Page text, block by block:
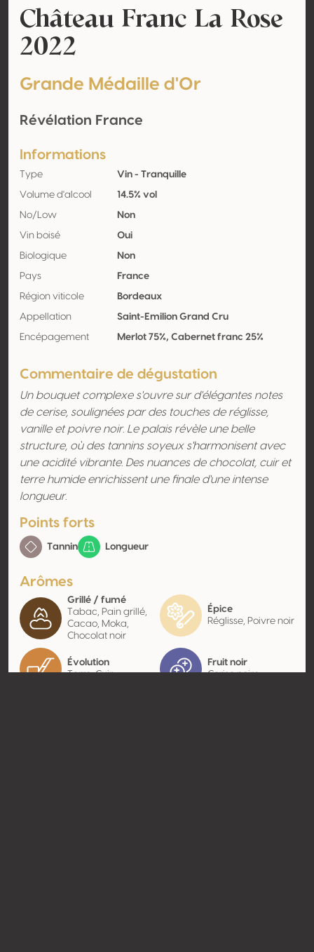
Château Franc La Rose
2022
Grande Médaille d'Or
Révélation France
Informations
Type Vin - Tranquille
Volume d'alcool 14.5% vol
No/Low Non
Vin boisé Oui
Biologique Non
Pays France
Région viticole Bordeaux
Appellation Saint-Emilion Grand Cru
Encépagement Merlot 75%, Cabernet franc 25%
Commentaire de dégustation
Un bouquet complexe s'ouvre sur d'élégantes notes
de cerise, soulignées par des touches de réglisse,
vanille et poivre noir. Le palais révèle une belle
structure, où des tannins soyeux s'harmonisent avec
une acidité vibrante. Des nuances de chocolat, cuir et
terre humide enrichissent une finale d'une intense
longueur.
Points forts
Tannin Longueur
Arômes
Grillé / fumé
Tabac, Pain grillé,
Cacao, Moka,
Chocolat noir
Épice
Réglisse, Poivre noir
Évolution
Terre, Cuir
Fruit noir
Cerise noire